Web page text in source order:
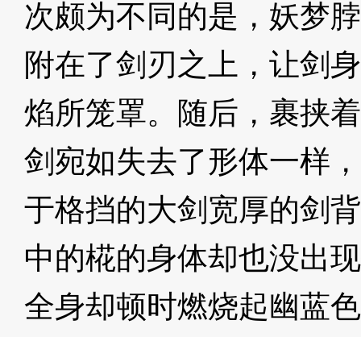
次颇为不同的是，妖梦
附在了剑刃之上，让剑
焰所笼罩。随后，裹挟
剑宛如失去了形体一样
于格挡的大剑宽厚的剑
中的椛的身体却也没出
全身却顿时燃烧起幽蓝